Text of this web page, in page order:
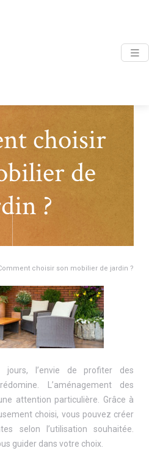
choisir
de
?
choisir son mobilier de jardin ?
jours, l’envie de profiter des
L’aménagement des
attention particulière. Grâce à
choisi, vous pouvez créer
selon l’utilisation souhaitée.
guider dans votre choix.